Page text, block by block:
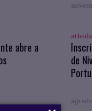
abre a
de